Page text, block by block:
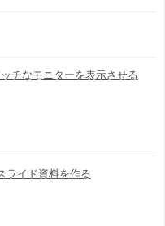
チなモニターを表示させる
ライド資料を作る